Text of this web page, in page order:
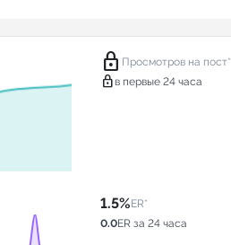
lock Просмотров на пост*
lock в первые 24 часа
1.5%ER*
0.0ER за 24 часа